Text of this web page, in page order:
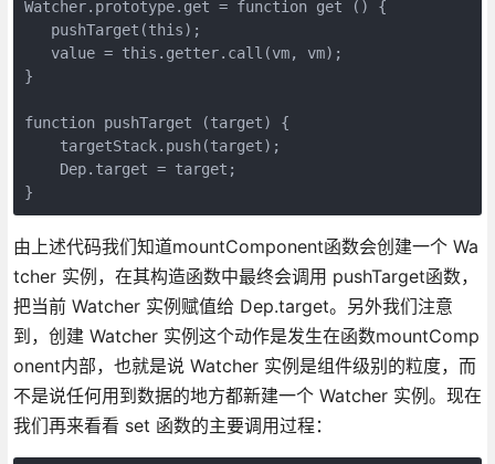
Watcher.prototype.get = function get () {
   pushTarget(this);
   value = this.getter.call(vm, vm);
}
function pushTarget (target) {
    targetStack.push(target);
    Dep.target = target;
}
由上述代码我们知道mountComponent函数会创建一个 Wa
tcher 实例，在其构造函数中最终会调用 pushTarget函数，
把当前 Watcher 实例赋值给 Dep.target。另外我们注意
到，创建 Watcher 实例这个动作是发生在函数mountComp
onent内部，也就是说 Watcher 实例是组件级别的粒度，而
不是说任何用到数据的地方都新建一个 Watcher 实例。现在
我们再来看看 set 函数的主要调用过程：